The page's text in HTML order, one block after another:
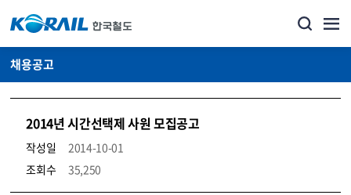
채용공고
2014년 시간선택제 사원 모집공고
작성일
2014-10-01
조회수
35,250
코레일소개_경영공시_채용공고 상세보기 – 내용, 파일, 담당자 연락처로 구성